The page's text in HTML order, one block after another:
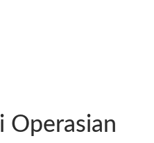
Operasian